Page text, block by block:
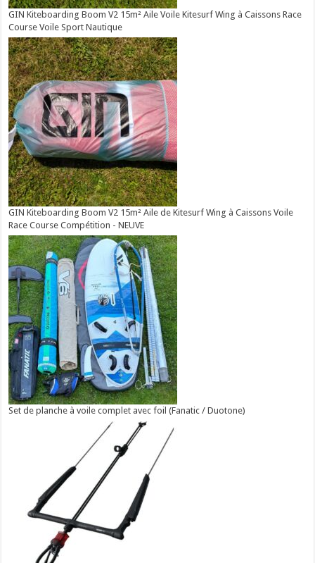
GIN Kiteboarding Boom V2 15m² Aile Voile Kitesurf Wing à Caissons Race
Course Voile Sport Nautique
GIN Kiteboarding Boom V2 15m² Aile de Kitesurf Wing à Caissons Voile
Race Course Compétition - NEUVE
Set de planche à voile complet avec foil (Fanatic / Duotone)